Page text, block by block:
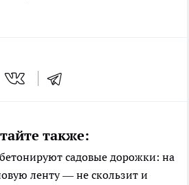
также:
садовые дорожки: на
ленту — не скользит и